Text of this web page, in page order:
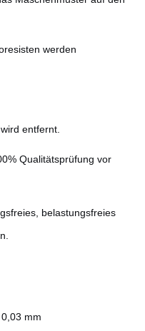
werden
entfernt.
Qualitätsprüfung vor
belastungsfreies
mm